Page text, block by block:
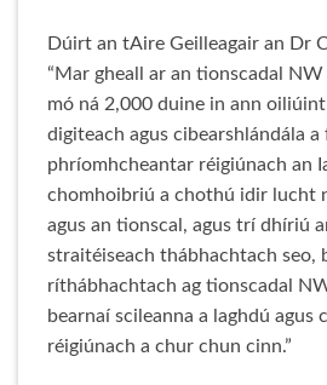
Dúirt an tAire Geilleagair an Dr
“Mar gheall ar an tionscadal
mó ná 2,000 duine in ann
digiteach agus cibearshlándála
phríomhcheantar réigiúnach an
chomhoibriú a chothú idir lucht
agus an tionscal, agus trí dhíriú
straitéiseach thábhachtach seo,
ríthábhachtach ag tionscadal
bearnaí scileanna a laghdú agus
réigiúnach a chur chun cinn.”